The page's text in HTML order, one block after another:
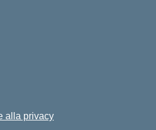
alla privacy